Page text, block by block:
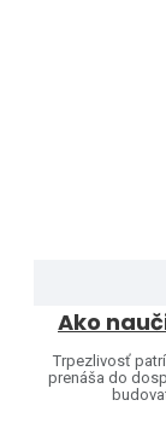
Trpezlivosť
prenáša do